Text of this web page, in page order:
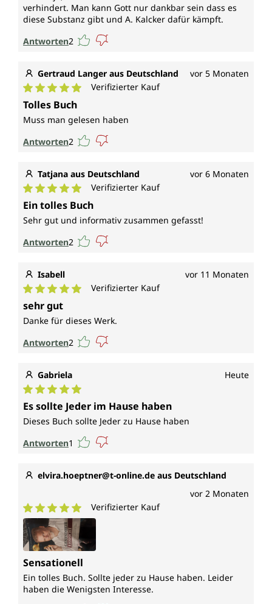
verhindert. Man kann Gott nur dankbar sein dass es
diese Substanz gibt und A. Kalcker dafür kämpft.
Antworten2
Gertraud Langer aus Deutschland vor 5 Monaten
Durchschnittliche Bewertung von 5 von 5 Sternen
Verifizierter Kauf
Tolles Buch
Muss man gelesen haben
Antworten2
Tatjana aus Deutschland vor 6 Monaten
Durchschnittliche Bewertung von 5 von 5 Sternen
Verifizierter Kauf
Ein tolles Buch
Sehr gut und informativ zusammen gefasst!
Antworten2
Isabell vor 11 Monaten
Durchschnittliche Bewertung von 5 von 5 Sternen
Verifizierter Kauf
sehr gut
Danke für dieses Werk.
Antworten2
Gabriela Heute
Durchschnittliche Bewertung von 5 von 5 Sternen
Es sollte Jeder im Hause haben
Dieses Buch sollte Jeder zu Hause haben
Antworten1
elvira.hoeptner@t-online.de aus Deutschland
vor 2 Monaten
Durchschnittliche Bewertung von 5 von 5 Sternen
Verifizierter Kauf
Sensationell
Ein tolles Buch. Sollte jeder zu Hause haben. Leider
haben die Wenigsten Interesse.